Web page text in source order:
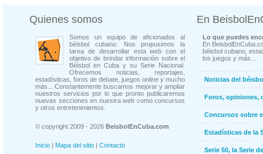
Quienes somos
Somos un equipo de aficionados al
béisbol cubano. Nos propusimos la
tarea de desarrollar esta web con el
objetivo de brindar información sobre el
Béisbol en Cuba y su Serie Nacional.
Ofrecemos noticias, reportajes,
estadísticas, foros de debate, juegos online y mucho
más... Constantemente buscamos mejorar y ampliar
nuestros servicios por lo que pronto publicaremos
nuevas secciones en nuestra web como concursos
y otros entretenimientos.
© copyright 2009 - 2026 BeisbolEnCuba.com
Inicio | Mapa del sitio | Contacto
En
Lo que puedes
En
béisbol cubano,
los juegos y más...
Noticias del
Foros, opiniones,
Concursos sobre
Estadísticas de la
Serie 50, la Serie